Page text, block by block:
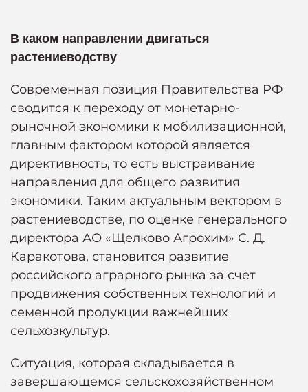
В каком направлении двигаться
растениеводству
Современная позиция Правительства РФ
сводится к переходу от монетарно-
рыночной экономики к мобилизационной,
главным фактором которой является
директивность, то есть выстраивание
направления для общего развития
экономики. Таким актуальным вектором в
растениеводстве, по оценке генерального
директора АО «Щелково Агрохим» С. Д.
Каракотова, становится развитие
российского аграрного рынка за счет
продвижения собственных технологий и
семенной продукции важнейших
сельхозкультур.
Ситуация, которая складывается в
завершающемся сельскохозяйственном